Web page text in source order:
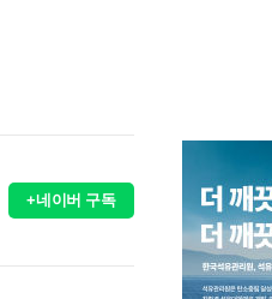
+네이버 구독